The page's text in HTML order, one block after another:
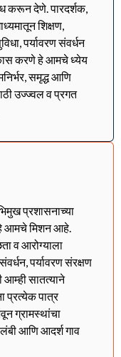
करून देणे. पारदर्शक,
शिक्षण,
पर्यावरण संवर्धन
करणे हे आमचे ध्येय
समृद्ध आणि
उज्ज्वल व प्रगत
प्रशासनाच्या
आमचे मिशन आहे.
व आरोग्याला
पर्यावरण संरक्षण
आम्ही सातत्याने
प्रत्येक पात्र
ग्रामस्थांचा
आणि आदर्श गाव